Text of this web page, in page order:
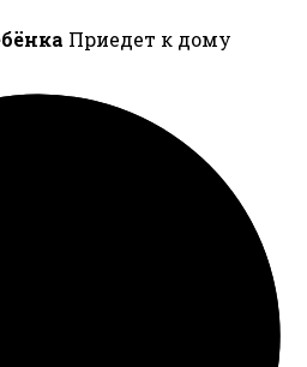
Приедет к дому